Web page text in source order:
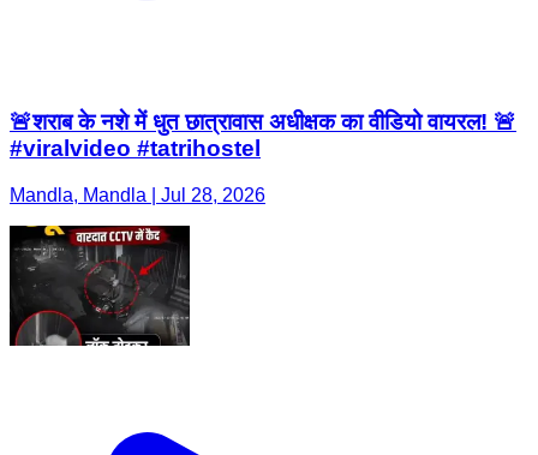
🚨शराब के नशे में धुत छात्रावास अधीक्षक का वीडियो वायरल! 🚨
#viralvideo #tatrihostel
Mandla, Mandla | Jul 28, 2026